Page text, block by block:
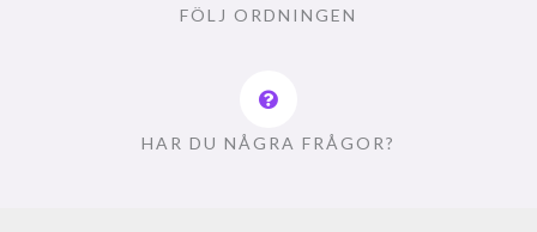
FÖLJ ORDNINGEN
HAR DU NÅGRA FRÅGOR?